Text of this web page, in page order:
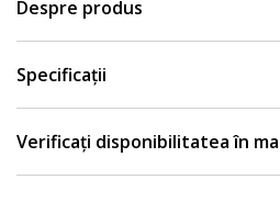
Despre produs
Specificații
Verificați disponibilitatea în